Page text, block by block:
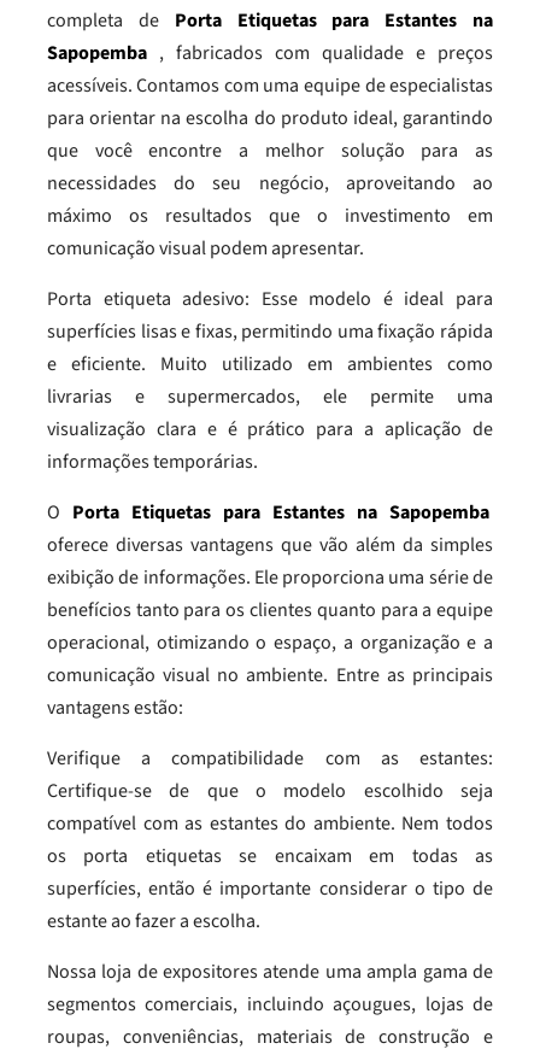
completa de Porta Etiquetas para Estantes na
Sapopemba, fabricados com qualidade e preços
acessíveis. Contamos com uma equipe de especialistas
para orientar na escolha do produto ideal, garantindo
que você encontre a melhor solução para as
necessidades do seu negócio, aproveitando ao
máximo os resultados que o investimento em
comunicação visual podem apresentar.
Porta etiqueta adesivo: Esse modelo é ideal para
superfícies lisas e fixas, permitindo uma fixação rápida
e eficiente. Muito utilizado em ambientes como
livrarias e supermercados, ele permite uma
visualização clara e é prático para a aplicação de
informações temporárias.
O Porta Etiquetas para Estantes na Sapopemba
oferece diversas vantagens que vão além da simples
exibição de informações. Ele proporciona uma série de
benefícios tanto para os clientes quanto para a equipe
operacional, otimizando o espaço, a organização e a
comunicação visual no ambiente. Entre as principais
vantagens estão:
Verifique a compatibilidade com as estantes:
Certifique-se de que o modelo escolhido seja
compatível com as estantes do ambiente. Nem todos
os porta etiquetas se encaixam em todas as
superfícies, então é importante considerar o tipo de
estante ao fazer a escolha.
Nossa loja de expositores atende uma ampla gama de
segmentos comerciais, incluindo açougues, lojas de
roupas, conveniências, materiais de construção e